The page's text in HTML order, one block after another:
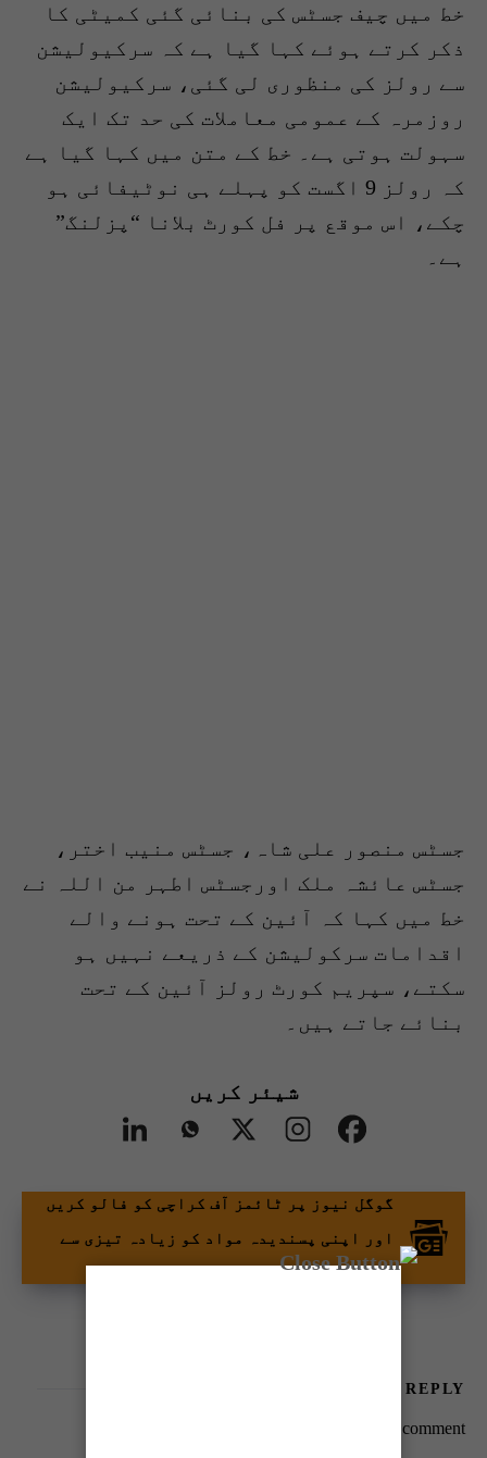
خط میں چیف جسٹس کی بنائی گئی کمیٹی کا
ذکر کرتے ہوئے کہا گیا ہے کہ سرکیولیشن
سے رولز کی منظوری لی گئی، سرکیولیشن
روزمرہ کے عمومی معاملات کی حد تک ایک
سہولت ہوتی ہے۔ خط کے متن میں کہا گیا ہے
کہ رولز 9 اگست کو پہلے ہی نوٹیفائی ہو
چکے، اس موقع پر فل کورٹ بلانا “پزلنگ”
ہے۔
جسٹس منصور علی شاہ، جسٹس منیب اختر،
جسٹس عائشہ ملک اورجسٹس اطہر من اللہ نے
خط میں کہا کہ آئین کے تحت ہونے والے
اقدامات سرکولیشن کے ذریعے نہیں ہو
سکتے، سپریم کورٹ رولز آئین کے تحت
بنائے جاتے ہیں۔
شیئر کریں
گوگل نیوز پر ٹائمز آف کراچی کو فالو کریں
اور اپنی پسندیدہ مواد کو زیادہ تیزی سے
دیکھیں۔
LEAVE A REPLY
to post a comment.